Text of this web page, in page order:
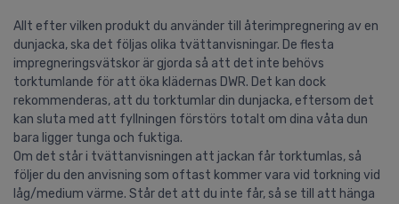
Allt efter vilken produkt du använder till återimpregnering av en
dunjacka, ska det följas olika tvättanvisningar. De flesta
impregneringsvätskor är gjorda så att det inte behövs
torktumlande för att öka klädernas DWR. Det kan dock
rekommenderas, att du torktumlar din dunjacka, eftersom det
kan sluta med att fyllningen förstörs totalt om dina våta dun
bara ligger tunga och fuktiga.
Om det står i tvättanvisningen att jackan får torktumlas, så
följer du den anvisning som oftast kommer vara vid torkning vid
låg/medium värme. Står det att du inte får, så se till att hänga